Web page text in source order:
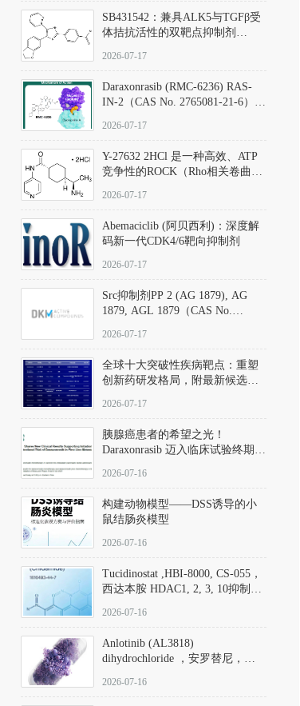
SB431542：兼具ALK5与TGFβ受
体拮抗活性的双靶点抑制剂
D801067）
2026-07-17
Daraxonrasib (RMC-6236) RAS-
IN-2（CAS No. 2765081-21-6）：
向KRAS/NRAS/HRAS的广谱RAS
2026-07-17
Y-27632 2HCl 是一种高效、ATP
竞争性的ROCK（Rho相关卷曲螺
同等抑制ROCK1与ROCK2；其通
过精准嵌入激酶的ATP结合位点
发挥抑制作用，对ROCK1和
ROCK2的解离常数（Ki）分别为
140 nM和300 nM；在众多丝氨酸/
中，其靶向ROCK的选择性超过
200倍，凸显出优异的分子特异
2026-07-17
Abemaciclib (阿贝西利)：深度解
码新一代CDK4/6靶向抑制剂
2026-07-17
Src抑制剂PP 2 (AG 1879), AG
1879, AGL 1879（CAS No.
应用指南
2026-07-17
全球十大突破性疾病靶点：重塑
创新药研发格局，附最新候选分
2026-07-17
胰腺癌患者的希望之光！
Daraxonrasib 迈入临床试验终期阶
2026-07-16
构建动物模型——DSS诱导的小
鼠结肠炎模型
2026-07-16
Tucidinostat ,HBI-8000, CS-055，
西达本胺 HDAC1, 2, 3, 10抑制剂
D808567) - DKM活性分子
2026-07-16
Anlotinib (AL3818)
dihydrochloride ，安罗替尼，
Hydrochloride实验方法步骤SOP
2026-07-16